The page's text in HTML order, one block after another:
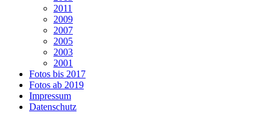
2011
2009
2007
2005
2003
2001
Fotos bis 2017
Fotos ab 2019
Impressum
Datenschutz